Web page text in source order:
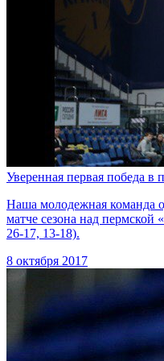
Уверенная первая победа в
Наша молодежная команда
матче сезона над
26-17, 13-18).
8 октября 2017